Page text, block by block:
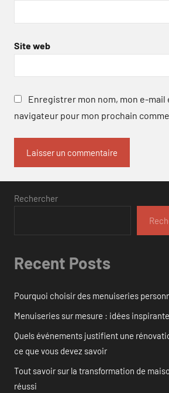
Site web
Enregistrer mon nom, mon e-mail
navigateur pour mon prochain
Rechercher
Recent Posts
Pourquoi choisir des menuiseries
Menuiseries sur mesure : idées
Quels événements justifient une
ce que vous devez savoir
Tout savoir sur la transformation de
réussi